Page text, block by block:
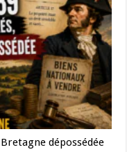
dépossédée